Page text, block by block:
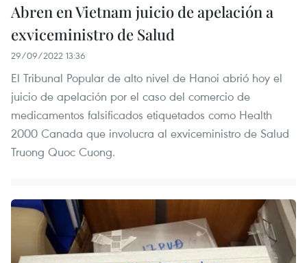
Abren en Vietnam juicio de apelación a
exviceministro de Salud
29/09/2022 13:36
El Tribunal Popular de alto nivel de Hanoi abrió hoy el
juicio de apelación por el caso del comercio de
medicamentos falsificados etiquetados como Health
2000 Canada que involucra al exviceministro de Salud
Truong Quoc Cuong.